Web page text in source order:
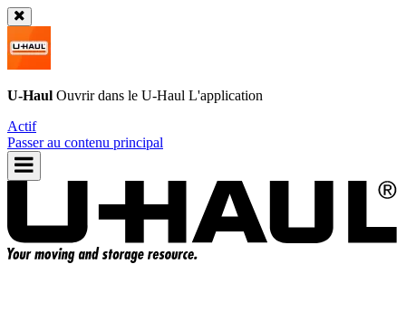
U-Haul Ouvrir dans le U-Haul L'application
Actif
Passer au contenu principal